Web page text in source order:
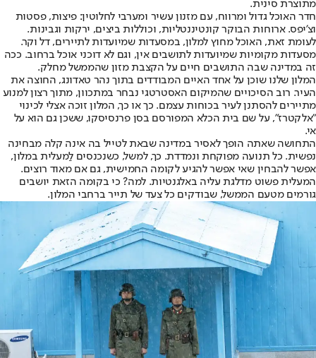
מתוצרת סינית.
חדר האוכל גדול ומרווח, עם מזנון עשיר ומערבי לחלוטין: פיצות, פסטות
וצ'יפס. ארוחות הבוקר קונטיננטליות, וכוללות ביצים, ירקות וגבינות.
לעומת זאת, האוכל מחוץ למלון, במסעדות שמיועדות לתיירים, דל וקר.
מסעדות מקומיות שמיועדות לתושבים אין, וגם לא דוכני אוכל ברחוב. ככה
זה במדינה שבה התושבים חיים על הקצבת מזון שהממשל מחלק.
המלון שלנו שוכן על אחד האיים המבודדים בתוך נהר טאדונג, החוצה את
העיר. רוב הסיכויים שהמיקום האסטרטגי נבחר במתכוון, מתוך רצון למנוע
מתיירים להסתנן לעיר בכוחות עצמם. כך או כך, המלון זוכה אצלי לכינוי
"אלקטרז", על שם בית הכלא המפורסם בסן פרנסיסקו, ששכן גם הוא על
אי.
התחושה שאתה הופך לאסיר במדינה שבאת לטייל בה אינה קלה מבחינה
נפשית. כל תנועה מפוקחת ונמדדת. כך, למשל, כשנכנסים לַמעלית במלון,
אפשר להבחין שאי אפשר להגיע לקומה החמישית, גם אם מאוד רוצים.
המעלית פשוט מדלגת עליה באלגנטיות. למה? כי בקומה הזאת יושבים
גורמים מטעם הממשל, שבודקים כל צעד של תייר ברחבי המלון.